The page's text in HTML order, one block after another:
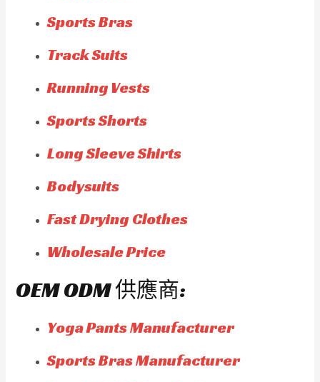
Sports Bras
Track Suits
Running Vests
Sports Shorts
Long Sleeve Shirts
Bodysuits
Fast Drying Clothes
Wholesale Price
OEM ODM 供應商:
Yoga Pants Manufacturer
Sports Bras Manufacturer